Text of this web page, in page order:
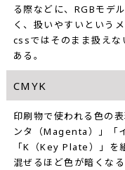
る際などに、RGBモデ
く、扱いやすいという
cssではそのまま扱えな
ある。
CMYK
印刷物で使われる色の
ンタ（Magenta）」「
「K（Key Plate）」を
混ぜるほど色が暗くな